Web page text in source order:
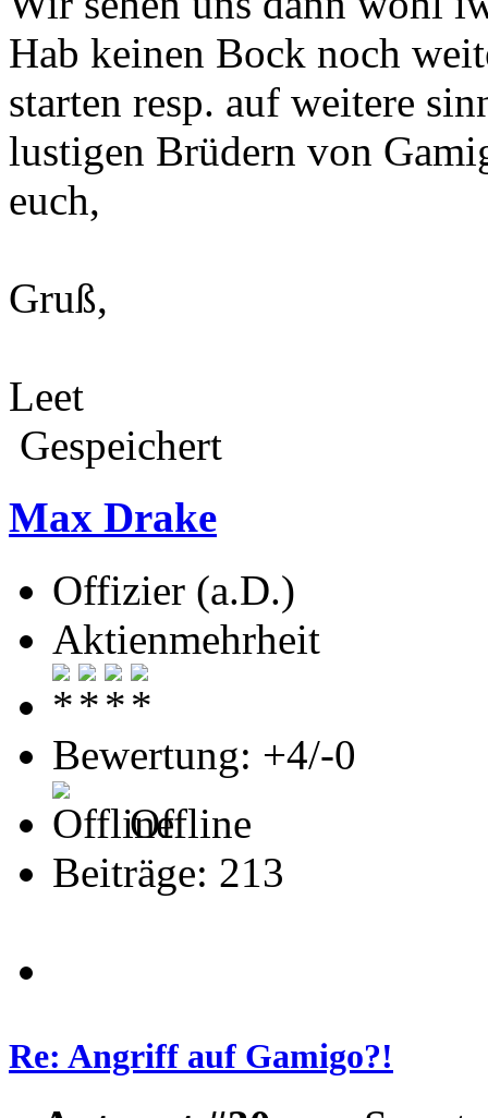
Hab keinen Bock noch
starten resp. auf weitere
lustigen Brüdern von
euch,
Gruß,
Leet
Gespeichert
Max Drake
Offizier (a.D.)
Aktienmehrheit
Bewertung: +4/-0
Offline
Beiträge: 213
Re: Angriff auf Gamigo?!